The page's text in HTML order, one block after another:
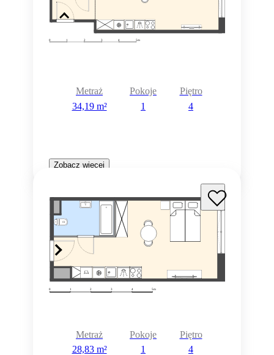
Metraż
34,19 m²
Pokoje
1
Piętro
4
Zobacz więcej
Metraż
28,83 m²
Pokoje
1
Piętro
4